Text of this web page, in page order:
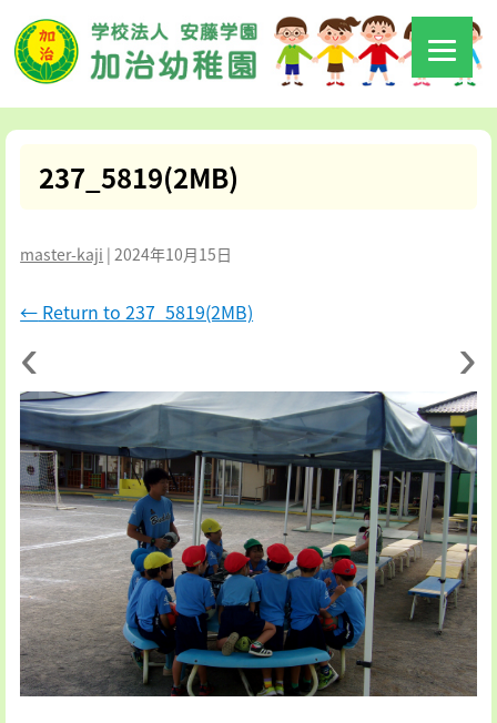
237_5819(2MB)
master-kaji |2024年10月15日
← Return to 237_5819(2MB)
‹ ›